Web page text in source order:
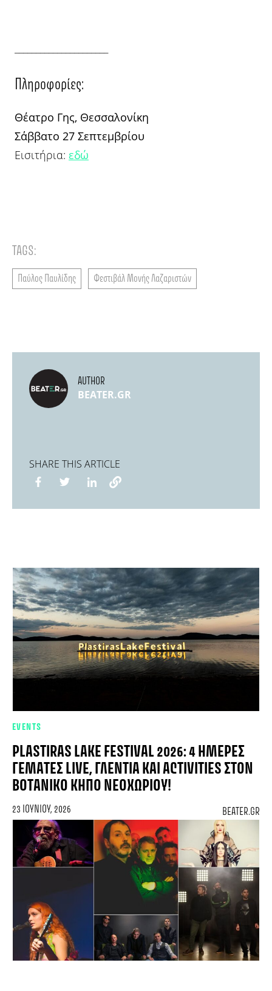
TAGS:
Παύλος Παυλίδης Φεστιβάλ Μονής Λαζαριστών
Πληροφορίες:
Θέατρο Γης, Θεσσαλονίκη
Σάββατο 27 Σεπτεμβρίου
Εισιτήρια: εδώ
AUTHOR
BEATER.GR
SHARE THIS ARTICLE
EVENTS
PLASTIRAS LAKE FESTIVAL 2026: 4 ΗΜΈΡΕΣ
ΓΕΜΆΤΕΣ LIVE, ΓΛΈΝΤΙΑ ΚΑΙ ACTIVITIES ΣΤΟΝ
ΒΟΤΑΝΙΚΌ ΚΉΠΟ ΝΕΟΧΩΡΊΟΥ!
23 ΙΟΥΝΊΟΥ, 2026 BEATER.GR